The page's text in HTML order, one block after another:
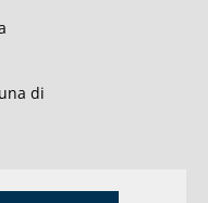
di
stati